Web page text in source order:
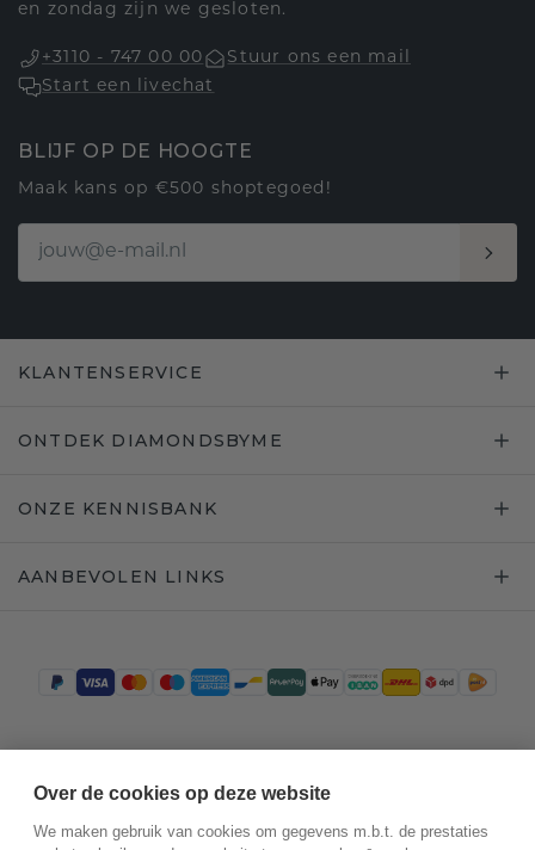
en zondag zijn we gesloten.
+3110 - 747 00 00
Stuur ons een mail
Start een livechat
BLIJF OP DE HOOGTE
Maak kans op €500 shoptegoed!
KLANTENSERVICE
ONTDEK DIAMONDSBYME
ONZE KENNISBANK
AANBEVOLEN LINKS
Over de cookies op deze website
We maken gebruik van cookies om gegevens m.b.t. de prestaties